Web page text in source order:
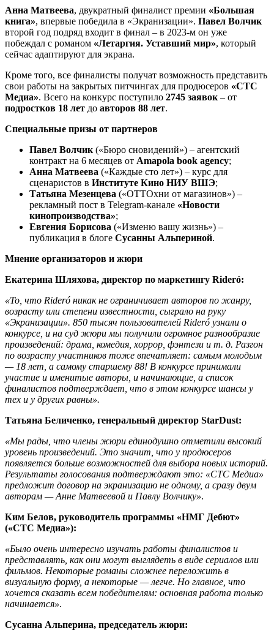
Анна Матвеева, двукратный финалист премии «Большая
книга», впервые победила в «Экранизации». Павел Волчик
второй год подряд входит в финал – в 2023-м он уже
побеждал с романом «Летаргия. Уставший мир», который
сейчас адаптируют для экрана.
Кроме того, все финалисты получат возможность представить
свои работы на закрытых питчингах для продюсеров «СТС
Медиа». Всего на конкурс поступило 2745 заявок – от
подростков 18 лет до авторов 88 лет.
Специальные призы от партнеров
Павел Волчик («Бюро сновидений») – агентский
контракт на 6 месяцев от Amapola book agency;
Анна Матвеева («Каждые сто лет») – курс для
сценаристов в Институте Кино НИУ ВШЭ;
Татьяна Мезенцева («ОТТОхни от магазинов») –
рекламный пост в Telegram-канале «Новости
кинопроизводства»;
Евгения Борисова («Изменю вашу жизнь») –
публикация в блоге Сусанны Альпериной.
Мнение организаторов и жюри
Екатерина Шляхова, директор по маркетингу Rideró:
«То, что Rideró никак не ограничивает авторов по жанру,
возрасту или степени известности, сыграло на руку
«Экранизации». 850 тысяч пользователей Rideró узнали о
конкурсе, и на суд жюри мы получили огромное разнообразие
произведений: драма, комедия, хоррор, фэнтези и т. д. Разгон
по возрасту участников тоже впечатляет: самым молодым
— 18 лет, а самому старшему 88! В конкурсе принимали
участие и именитые авторы, и начинающие, а список
финалистов подтверждает, что в этом конкурсе шансы у
тех и у других равны».
Татьяна Беличенко, генеральный директор StarDust:
«Мы рады, что члены жюри единодушно отметили высокий
уровень произведений. Это значит, что у продюсеров
появляется больше возможностей для выбора новых историй.
Результаты голосования подтверждают это: «СТС Медиа»
предложит договор на экранизацию не одному, а сразу двум
авторам — Анне Матвеевой и Павлу Волчику».
Ким Белов, руководитель программы «НМГ Дебют»
(«СТС Медиа»):
«Было очень интересно изучать работы финалистов и
представлять, как они могут выглядеть в виде сериалов или
фильмов. Некоторые романы сложнее переложить в
визуальную форму, а некоторые — легче. Но главное, что
хочется сказать всем победителям: основная работа только
начинается».
Сусанна Альперина, председатель жюри: